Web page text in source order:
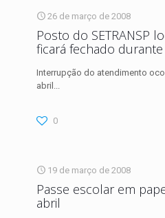
26 de março de 2008
Posto do SETRANSP
ficará fechado
Interrupção do atendimento
abril...
0
19 de março de 2008
Passe escolar em
abril